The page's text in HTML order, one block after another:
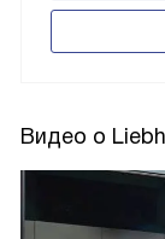
Видео о